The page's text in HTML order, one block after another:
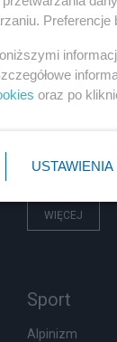
Prezydent
PiS
WIĘCEJ
Sport
Alpinizm
Preferencje
oraz po
USTAWIENIA